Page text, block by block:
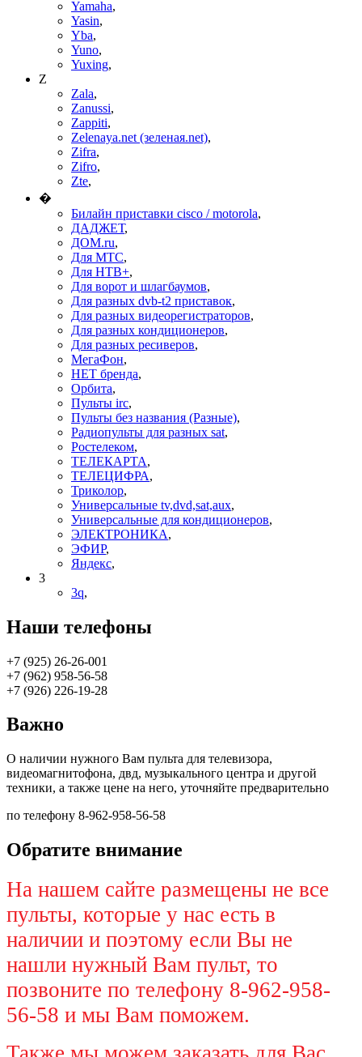
Yamaha,
Yasin,
Yba,
Yuno,
Yuxing,
Z
Zala,
Zanussi,
Zappiti,
Zelenaya.net (зеленая.net),
Zifra,
Zifro,
Zte,
�
Билайн приставки cisco / motorola,
ДАДЖЕТ,
ДОМ.ru,
Для МТС,
Для НТВ+,
Для ворот и шлагбаумов,
Для разных dvb-t2 приставок,
Для разных видеорегистраторов,
Для разных кондиционеров,
Для разных ресиверов,
МегаФон,
НЕТ бренда,
Орбита,
Пульты irc,
Пульты без названия (Разные),
Радиопульты для разных sat,
Ростелеком,
ТЕЛЕКАРТА,
ТЕЛЕЦИФРА,
Триколор,
Универсальные tv,dvd,sat,aux,
Универсальные для кондиционеров,
ЭЛЕКТРОНИКА,
ЭФИР,
Яндекс,
3
3q,
Наши телефоны
+7 (925) 26-26-001
+7 (962) 958-56-58
+7 (926) 226-19-28
Важно
О наличии нужного Вам пульта для телевизора,
видеомагнитофона, двд, музыкального центра и другой
техники, а также цене на него, уточняйте предварительно
по телефону 8-962-958-56-58
Обратите внимание
На нашем сайте размещены не все
пульты, которые у нас есть в
наличии и поэтому если Вы не
нашли нужный Вам пульт, то
позвоните по телефону 8-962-958-
56-58 и мы Вам поможем.